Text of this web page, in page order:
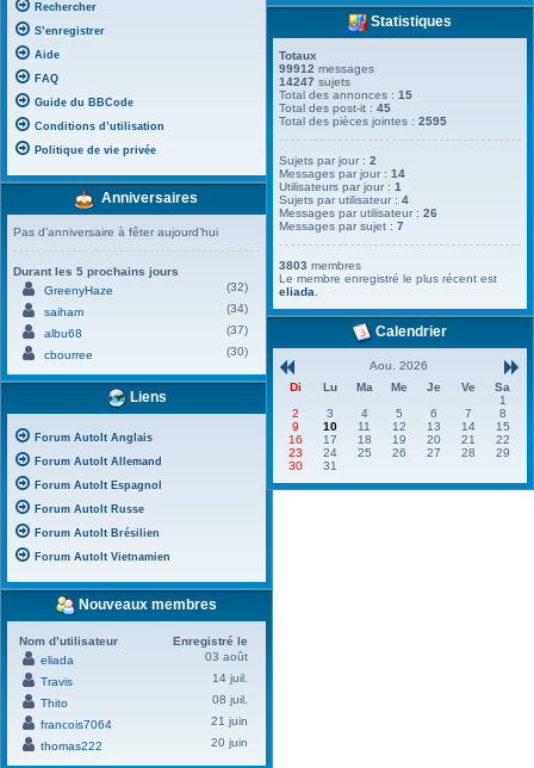
Rechercher
S’enregistrer
Aide
FAQ
Guide du BBCode
Conditions d’utilisation
Politique de vie privée
Anniversaires
Pas d’anniversaire à fêter aujourd’hui
Durant les 5 prochains jours
GreenyHaze
(32)
saiham
(34)
albu68
(37)
cbourree
(30)
Liens
Forum AutoIt Anglais
Forum AutoIt Allemand
Forum AutoIt Espagnol
Forum AutoIt Russe
Forum AutoIt Brésilien
Forum AutoIt Vietnamien
Nouveaux membres
Nom d’utilisateur
Enregistré le
eliada
03 août
Travis
14 juil.
Thito
08 juil.
francois7064
21 juin
thomas222
20 juin
Statistiques
Totaux
99912 messages
14247 sujets
Total des annonces :15
Total des post-it :45
Total des pièces jointes :2595
Sujets par jour :2
Messages par jour :14
Utilisateurs par jour :1
Sujets par utilisateur :4
Messages par utilisateur :26
Messages par sujet :7
3803 membres
Le membre enregistré le plus récent est
eliada
Calendrier
Aou. 2026
Di
Lu Ma Me Je Ve
Sa
1
2
3 4 5 6 7
8
9
10 11 12 13 14
15
16
17 18 19 20 21
22
23
24 25 26 27 28
29
30
31